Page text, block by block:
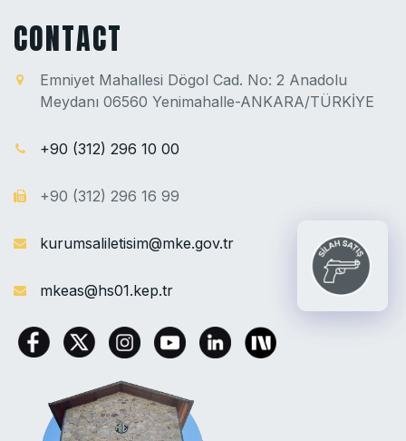
CONTACT
Emniyet Mahallesi Dögol Cad. No: 2 Anadolu
Meydanı 06560 Yenimahalle-ANKARA/TÜRKİYE
+90 (312) 296 10 00
+90 (312) 296 16 99
kurumsaliletisim@mke.gov.tr
mkeas@hs01.kep.tr